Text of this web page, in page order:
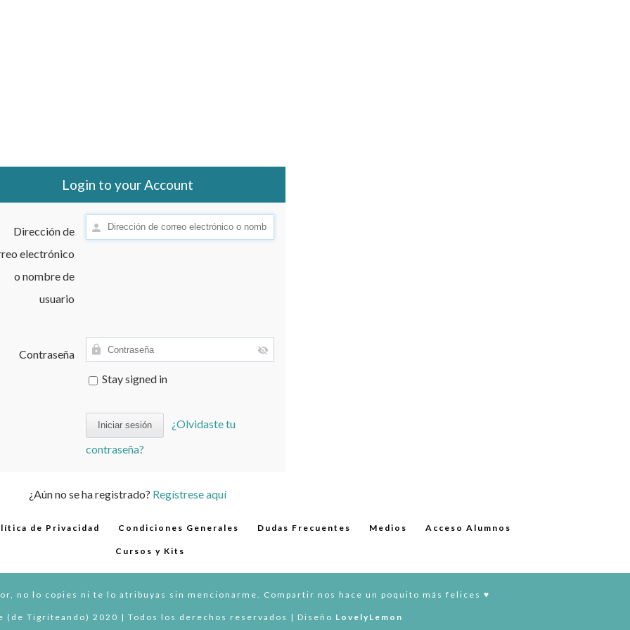
Login to your Account
Dirección de
electrónico
o nombre de
usuario
Contraseña
Stay signed in
¿Olvidaste tu
contraseña?
¿Aún no se ha registrado? Regístrese aquí
de Privacidad Condiciones Generales Dudas Frecuentes Medios Acceso Alumnos
Cursos y Kits
no lo copies ni te lo atribuyas sin mencionarme. Compartir nos hace un poquito más felices ♥︎
(de Tigriteando) 2020 | Todos los derechos reservados | Diseño LovelyLemon